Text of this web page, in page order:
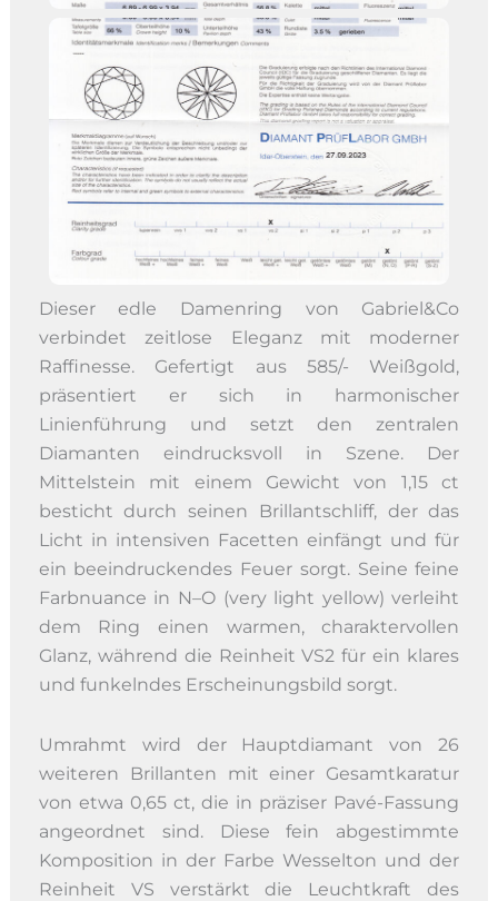
Dieser edle Damenring von Gabriel&Co
verbindet zeitlose Eleganz mit moderner
Raffinesse. Gefertigt aus 585/- Weißgold,
präsentiert er sich in harmonischer
Linienführung und setzt den zentralen
Diamanten eindrucksvoll in Szene. Der
Mittelstein mit einem Gewicht von 1,15 ct
besticht durch seinen Brillantschliff, der das
Licht in intensiven Facetten einfängt und für
ein beeindruckendes Feuer sorgt. Seine feine
Farbnuance in N–O (very light yellow) verleiht
dem Ring einen warmen, charaktervollen
Glanz, während die Reinheit VS2 für ein klares
und funkelndes Erscheinungsbild sorgt.
Umrahmt wird der Hauptdiamant von 26
weiteren Brillanten mit einer Gesamtkaratur
von etwa 0,65 ct, die in präziser Pavé-Fassung
angeordnet sind. Diese fein abgestimmte
Komposition in der Farbe Wesselton und der
Reinheit VS verstärkt die Leuchtkraft des